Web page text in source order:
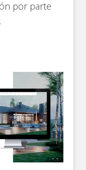
por parte